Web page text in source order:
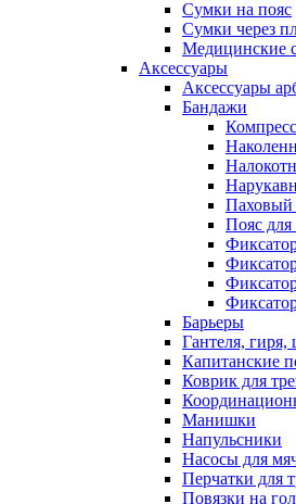
Сумки на пояс
Сумки через
Медицинские
Аксессуары
Аксессуары
Бандажи
Паховый
Пояс
Барьеры
Гантеля, гиря,
Капитанские
Коврик для
Манишки
Напульсники
Насосы для
Перчатки для
Повязки на